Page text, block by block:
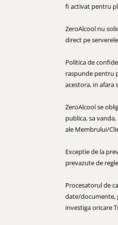
fi activat pentru
ZeroAlcool nu
direct pe
Politica de
raspunde pentru
acestora, in afara
ZeroAlcool se
publica, sa
ale Membrului/
Exceptie de la
prevazute de
Procesatorul de
date/documente,
investiga oricare